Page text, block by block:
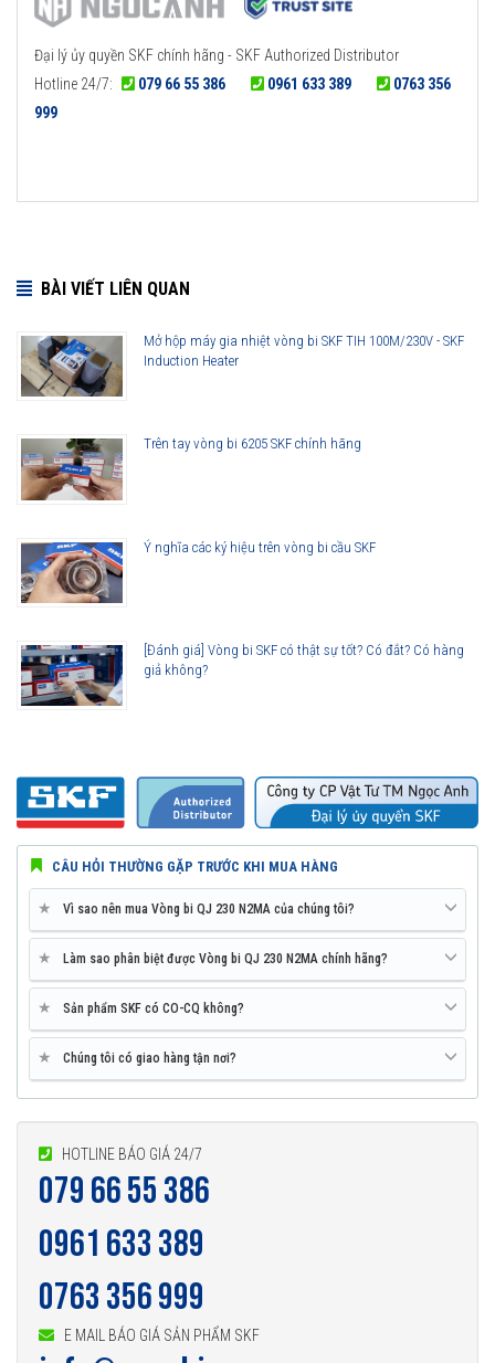
Đại lý ủy quyền SKF chính hãng - SKF Authorized Distributor
Hotline 24/7:
079 66 55 386 0961 633 389
0763 356
999
BÀI VIẾT LIÊN QUAN
Mở hộp máy gia nhiệt vòng bi SKF TIH 100M/230V - SKF
Induction Heater
Trên tay vòng bi 6205 SKF chính hãng
Ý nghĩa các ký hiệu trên vòng bi cầu SKF
[Đánh giá] Vòng bi SKF có thật sự tốt? Có đắt? Có hàng
giả không?
CÂU HỎI THƯỜNG GẶP TRƯỚC KHI MUA HÀNG
★ Vì sao nên mua Vòng bi QJ 230 N2MA của chúng tôi?
★ Làm sao phân biệt được Vòng bi QJ 230 N2MA chính hãng?
★ Sản phẩm SKF có CO-CQ không?
★ Chúng tôi có giao hàng tận nơi?
HOTLINE BÁO GIÁ 24/7
079 66 55 386
0961 633 389
0763 356 999
E MAIL BÁO GIÁ SẢN PHẨM SKF